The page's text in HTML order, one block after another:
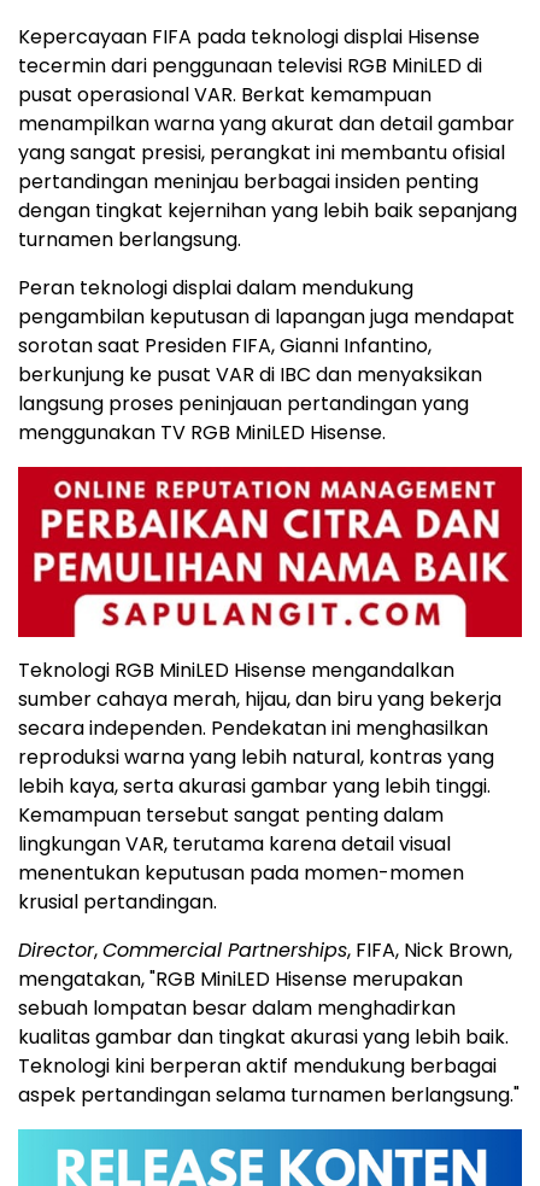
Kepercayaan FIFA pada teknologi displai Hisense
tecermin dari penggunaan televisi RGB MiniLED di
pusat operasional VAR. Berkat kemampuan
menampilkan warna yang akurat dan detail gambar
yang sangat presisi, perangkat ini membantu ofisial
pertandingan meninjau berbagai insiden penting
dengan tingkat kejernihan yang lebih baik sepanjang
turnamen berlangsung.
Peran teknologi displai dalam mendukung
pengambilan keputusan di lapangan juga mendapat
sorotan saat Presiden FIFA, Gianni Infantino,
berkunjung ke pusat VAR di IBC dan menyaksikan
langsung proses peninjauan pertandingan yang
menggunakan TV RGB MiniLED Hisense.
Teknologi RGB MiniLED Hisense mengandalkan
sumber cahaya merah, hijau, dan biru yang bekerja
secara independen. Pendekatan ini menghasilkan
reproduksi warna yang lebih natural, kontras yang
lebih kaya, serta akurasi gambar yang lebih tinggi.
Kemampuan tersebut sangat penting dalam
lingkungan VAR, terutama karena detail visual
menentukan keputusan pada momen-momen
krusial pertandingan.
Director,Commercial Partnerships, FIFA, Nick Brown,
mengatakan, "RGB MiniLED Hisense merupakan
sebuah lompatan besar dalam menghadirkan
kualitas gambar dan tingkat akurasi yang lebih baik.
Teknologi kini berperan aktif mendukung berbagai
aspek pertandingan selama turnamen berlangsung."